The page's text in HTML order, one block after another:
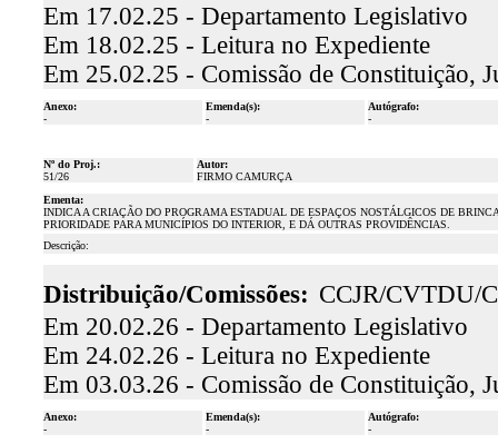
Em 17.02.25 - Departamento Legislativo
Em 18.02.25 - Leitura no Expediente
Em 25.02.25 - Comissão de Constituição,
Anexo:
-
Emenda(s):
-
Autógrafo:
-
Nº do Proj.:
51/26
Autor:
FIRMO CAMURÇA
Ementa:
INDICA A CRIAÇÃO DO PROGRAMA ESTADUAL DE ESPAÇOS NOSTÁLGICOS DE
PRIORIDADE PARA MUNICÍPIOS DO INTERIOR, E DÁ OUTRAS PROVIDÊNCIAS.
Descrição:
Distribuição/Comissões: CCJR/CVTDU/
Em 20.02.26 - Departamento Legislativo
Em 24.02.26 - Leitura no Expediente
Em 03.03.26 - Comissão de Constituição,
Anexo:
-
Emenda(s):
-
Autógrafo:
-